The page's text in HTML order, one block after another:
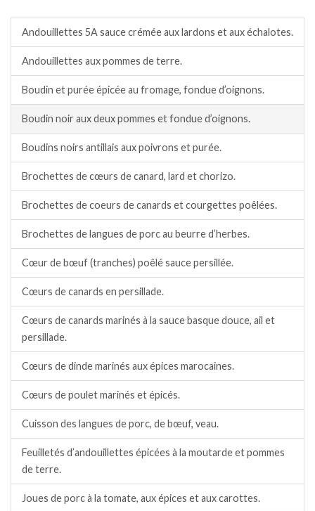
Andouillettes 5A sauce crémée aux lardons et aux échalotes.
Andouillettes aux pommes de terre.
Boudin et purée épicée au fromage, fondue d’oignons.
Boudin noir aux deux pommes et fondue d’oignons.
Boudins noirs antillais aux poivrons et purée.
Brochettes de cœurs de canard, lard et chorizo.
Brochettes de coeurs de canards et courgettes poêlées.
Brochettes de langues de porc au beurre d’herbes.
Cœur de bœuf (tranches) poêlé sauce persillée.
Cœurs de canards en persillade.
Cœurs de canards marinés à la sauce basque douce, ail et
persillade.
Cœurs de dinde marinés aux épices marocaines.
Cœurs de poulet marinés et épicés.
Cuisson des langues de porc, de bœuf, veau.
Feuilletés d’andouillettes épicées à la moutarde et pommes
de terre.
Joues de porc à la tomate, aux épices et aux carottes.